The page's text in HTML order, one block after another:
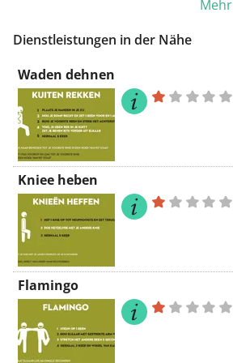
der Unterkunft
lädt ein
Dienstleistungen in der Nähe
Waden dehnen
Kniee heben
Flamingo